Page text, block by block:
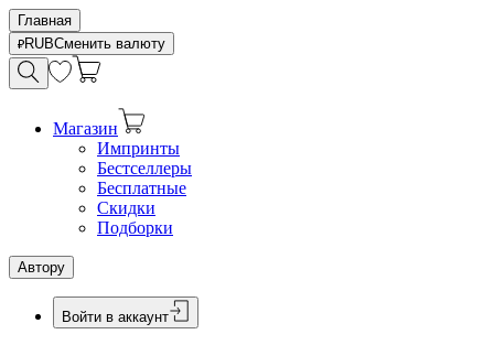
Главная
RUBСменить валюту
Магазин
Импринты
Бестселлеры
Бесплатные
Скидки
Подборки
Автору
Войти в аккаунт